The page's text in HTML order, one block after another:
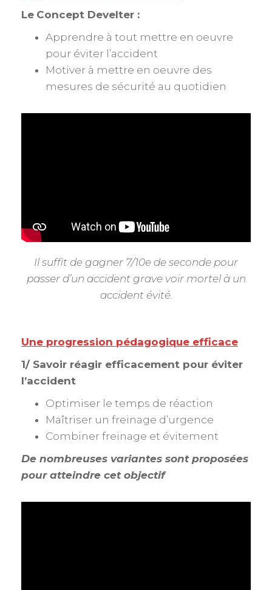
Le Concept Develter :
Apprendre à tout mettre en oeuvre
pour éviter l’accident
Motiver à mettre en oeuvre des
mesures de sécurité au quotidien
Il suffit de gagner 7/10e de seconde pour
passer d’un accident grave voir mortel à un
accident évité.
Une progression pédagogique efficace
1/ Savoir réagir efficacement pour éviter
l’accident
Optimiser le temps de réaction
Maîtriser un freinage d’urgence
Combiner freinage et évitement
De nombreuses variantes sont proposées
pour atteindre cet objectif